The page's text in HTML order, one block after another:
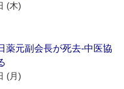
(木)
薬元副会長が死去‐中医協
(月)